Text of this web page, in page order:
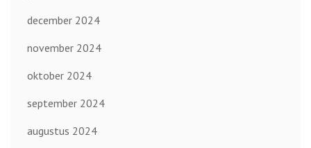
december 2024
november 2024
oktober 2024
september 2024
augustus 2024